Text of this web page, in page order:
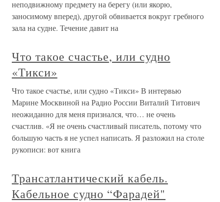
неподвижному предмету на берегу (или якорю,
заносимому вперед), другой обвивается вокруг гребного
зала на судне. Течение давит на
Что такое счастье, или судно
«Тикси»
Что такое счастье, или судно «Тикси» В интервью
Марине Москвиной на Радио России Виталий Титович
неожиданно для меня признался, что… не очень
счастлив. «Я не очень счастливый писатель, потому что
большую часть я не успел написать. Я разложил на столе
рукописи: вот книга
Трансатлантический кабель.
Кабельное судно “Фарадей"